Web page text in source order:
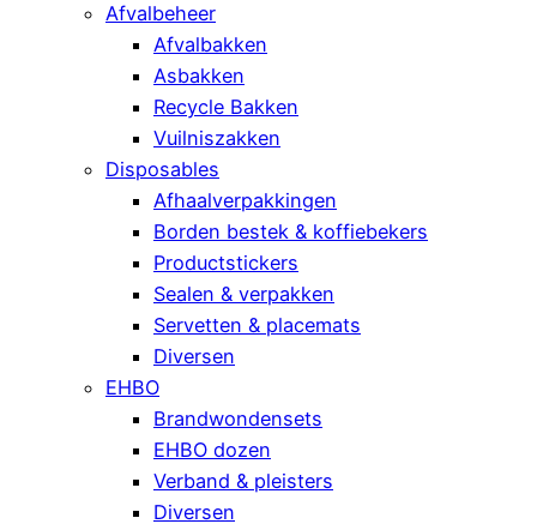
Afvalbeheer
Afvalbakken
Asbakken
Recycle Bakken
Vuilniszakken
Disposables
Afhaalverpakkingen
Borden bestek & koffiebekers
Productstickers
Sealen & verpakken
Servetten & placemats
Diversen
EHBO
Brandwondensets
EHBO dozen
Verband & pleisters
Diversen